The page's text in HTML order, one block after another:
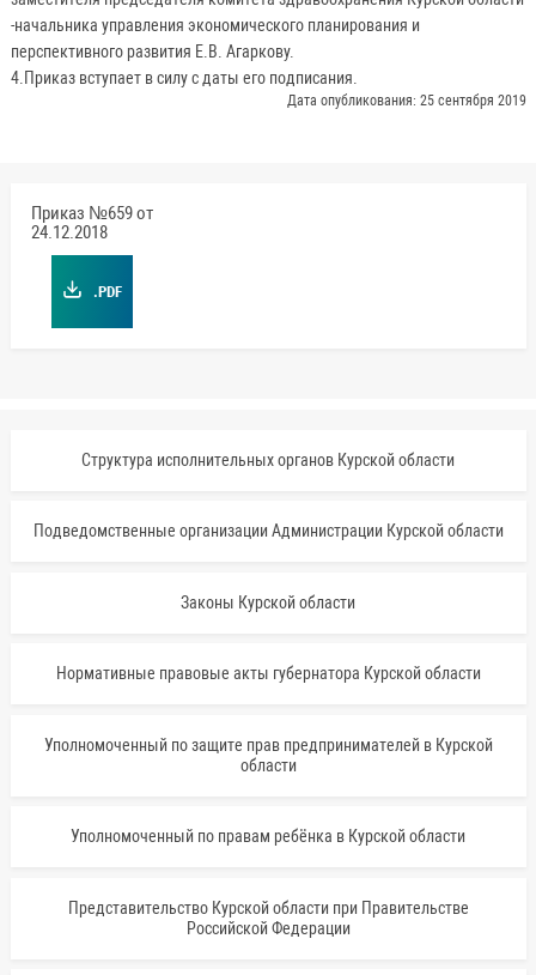
-начальника управления экономического планирования и
перспективного развития Е.В. Агаркову.
4.Приказ вступает в силу с даты его подписания.
Дата опубликования: 25 сентября 2019
Приказ №659 от
24.12.2018
.PDF
Структура исполнительных органов Курской области
Подведомственные организации Администрации Курской области
Законы Курской области
Нормативные правовые акты губернатора Курской области
Уполномоченный по защите прав предпринимателей в Курской
области
Уполномоченный по правам ребёнка в Курской области
Представительство Курской области при Правительстве
Российской Федерации